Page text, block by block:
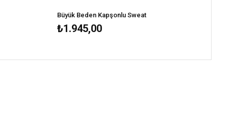
Büyük Beden Kapşonlu Sweat
₺1.945,00